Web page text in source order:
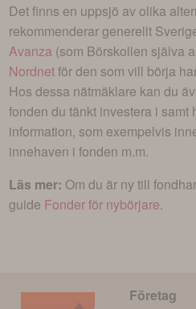
Det finns en uppsjö av olika
rekommenderar generellt
Avanza (som Börskollen själva
Nordnetför den som vill börja
Hos dessa nätmäklare kan du
fonden du tänkt investera i samt
information, som exempelvis
innehaven i fonden m.m.
Läs mer: Om du är ny till
guide Fonder för nybörjare.
Företag